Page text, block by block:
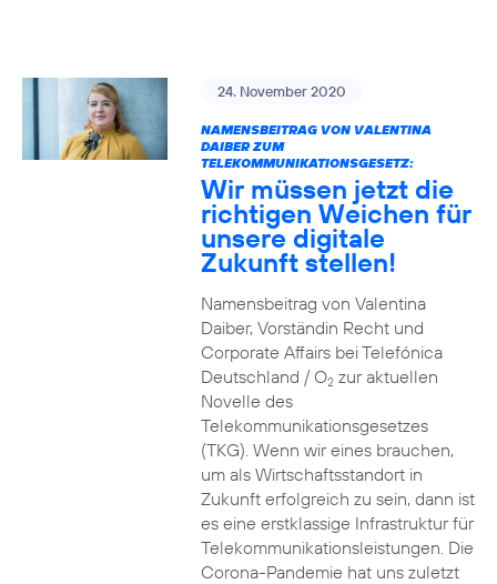
24. November 2020
NAMENSBEITRAG VON VALENTINA
DAIBER ZUM
TELEKOMMUNIKATIONSGESETZ:
Wir müssen jetzt die
richtigen Weichen für
unsere digitale
Zukunft stellen!
Namensbeitrag von Valentina
Daiber, Vorständin Recht und
Corporate Affairs bei Telefónica
Deutschland / O2zur aktuellen
Novelle des
Telekommunikationsgesetzes
(TKG). Wenn wir eines brauchen,
um als Wirtschaftsstandort in
Zukunft erfolgreich zu sein, dann ist
es eine erstklassige Infrastruktur für
Telekommunikationsleistungen. Die
Corona-Pandemie hat uns zuletzt